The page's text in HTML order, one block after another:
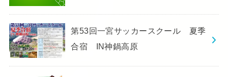
第53回一宮サッカースクール 夏季
合宿 IN神鍋高原